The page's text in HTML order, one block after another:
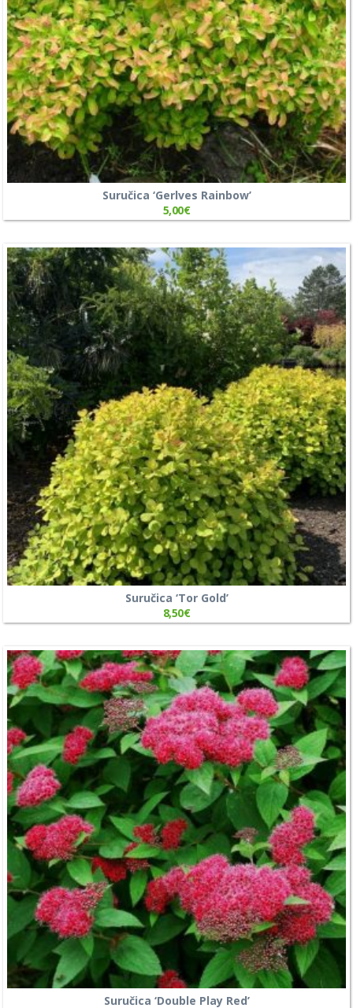
Suručica ‘Gerlves Rainbow’
5,00€
Suručica ‘Tor Gold’
8,50€
Suručica ‘Double Play Red’